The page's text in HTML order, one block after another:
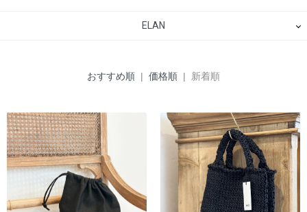
ELAN
おすすめ順 | 価格順 | 新着順